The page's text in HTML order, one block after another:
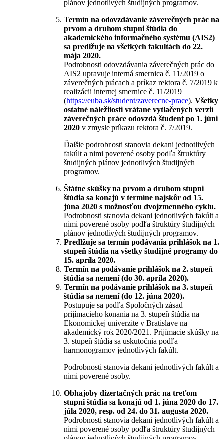
plánov jednotlivých študijných programov.
Termín na odovzdávanie záverečných prác na
prvom a druhom stupni štúdia do
akademického informačného systému (AIS2)
sa predlžuje na všetkých fakultách do 22.
mája 2020.
Podrobnosti odovzdávania záverečných prác do
AIS2 upravuje interná smernica č. 11/2019 o
záverečných prácach a príkaz rektora č. 7/2019 k
realizácii internej smernice č. 11/2019
(https://euba.sk/student/zaverecne-prace). Všetky
ostatné náležitosti vrátane vytlačených verzií
záverečných práce odovzdá študent po 1. júni
2020 v zmysle príkazu rektora č. 7/2019.
Ďalšie podrobnosti stanovia dekani jednotlivých
fakúlt a nimi poverené osoby podľa štruktúry
študijných plánov jednotlivých študijných
programov.
Štátne skúšky na prvom a druhom stupni
štúdia sa konajú v termíne najskôr od 15.
júna 2020 s možnosťou dvojzmenného cyklu.
Podrobnosti stanovia dekani jednotlivých fakúlt a
nimi poverené osoby podľa štruktúry študijných
plánov jednotlivých študijných programov.
Predlžuje sa termín podávania prihlášok na 1.
stupeň štúdia na všetky študijné programy do
15. apríla 2020.
Termín na podávanie prihlášok na 2. stupeň
štúdia sa nemení (do 30. apríla 2020).
Termín na podávanie prihlášok na 3. stupeň
štúdia sa nemení (do 12. júna 2020).
Postupuje sa podľa Spoločných zásad
prijímacieho konania na 3. stupeň štúdia na
Ekonomickej univerzite v Bratislave na
akademický rok 2020/2021. Prijímacie skúšky na
3. stupeň štúdia sa uskutočnia podľa
harmonogramov jednotlivých fakúlt.
Podrobnosti stanovia dekani jednotlivých fakúlt a
nimi poverené osoby.
Obhajoby dizertačných prác na treťom
stupni štúdia sa konajú od 1. júna 2020 do 17.
júla 2020, resp. od 24. do 31. augusta 2020.
Podrobnosti stanovia dekani jednotlivých fakúlt a
nimi poverené osoby podľa štruktúry študijných